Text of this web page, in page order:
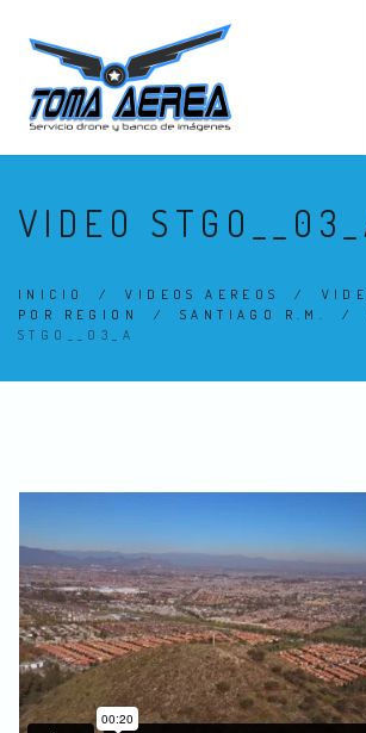
VIDEO
INICIO /VIDEOS AEREOS /
POR REGION
/SANTIAGO R.M.
STGO__03_A